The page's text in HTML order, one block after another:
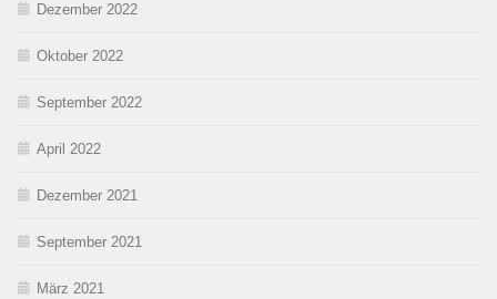
Dezember 2022
Oktober 2022
September 2022
April 2022
Dezember 2021
September 2021
März 2021